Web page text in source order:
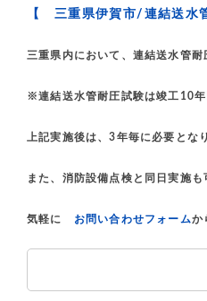
【 三重県伊賀市/連結送
三重県内において、連結送水管
※連結送水管耐圧試験は竣工10
上記実施後は、3年毎に必要とな
また、消防設備点検と同日実施も
気軽に お問い合わせフォームか